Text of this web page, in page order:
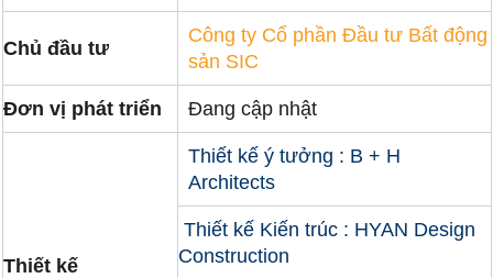
Chủ đầu tư
Công ty Cổ phần Đầu tư Bất động
sản SIC
Đơn vị phát triển Đang cập nhật
Thiết kế
Thiết kế ý tưởng : B + H
Architects
Thiết kế Kiến trúc : HYAN Design
Construction